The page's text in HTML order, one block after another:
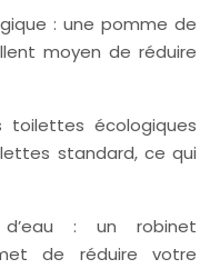
: une pomme de
moyen de réduire
écologiques
standard, ce qui
: un robinet
de réduire votre